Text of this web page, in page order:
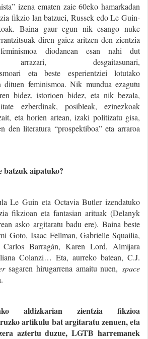
izena ematen zaie 60eko hamarkadan
fikzio lan batzuei, Russek edo Le Guin-
Baina gaur egun nik esango nuke
diren gaiez aritzen den zientzia
diodanean esan nahi dut
arrazari, desgaitasunari,
eta beste esperientziei lotutako
dituen feminismoa. Nik mundua ezagutu
bidez, istorioen bidez, eta nik bezala,
ezberdinak, posibleak, ezinezkoak
eta horien artean, izaki politizatu gisa,
den literatura “prospektiboa” eta arraroa
batzuk aipatuko?
Le Guin eta Octavia Butler izendatuko
fikzioan eta fantasian arituak (Delanyk
asko argitaratu badu ere). Baina beste
Goto, Isaac Fellman, Gabrielle Squailia,
Barragán, Karen Lord, Almijara
Colanzi… Eta, aurreko batean, C.J.
sagaren hirugarrena amaitu nuen,space
aldizkarian zientzia fikzioa
artikulu bat argitaratu zenuen, eta
aztertu duzue, LGTB harremanek